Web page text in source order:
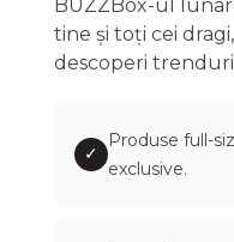
BUZZBox-ul
tine și toți cei
descoperi trenduri
✓
Produse full-
exclusive.